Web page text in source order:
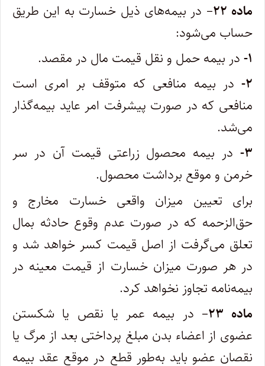
ماده ۲۲
– در بیمه‌های ذیل خسارت به این طریق
حساب می‌شود:
۱- در بیمه حمل و نقل قیمت مال در مقصد.
۲- در بیمه منافعی که متوقف بر امری است
منافعی که در صورت پیشرفت امر عاید بیمه‌گذار
می‌شد.
۳- در بیمه محصول زراعتی قیمت آن در سر
خرمن و موقع برداشت محصول.
برای تعیین میزان واقعی خسارت مخارج و
حق‌الزحمه که در صورت عدم وقوع حادثه بمال
تعلق می‌گرفت از اصل قیمت کسر خواهد شد و
در هر صورت میزان خسارت از قیمت معینه در
بیمه‌نامه تجاوز نخواهد کرد.
ماده ۲۳
– در بیمه عمر یا نقص یا شکستن
عضوی از اعضاء بدن مبلغ پرداختی بعد از مرگ یا
نقصان عضو باید به‌طور قطع در موقع عقد بیمه